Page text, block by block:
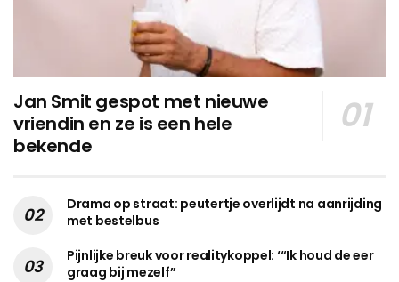
Jan Smit gespot met nieuwe
vriendin en ze is een hele
bekende
Drama op straat: peutertje overlijdt na aanrijding
met bestelbus
Pijnlijke breuk voor realitykoppel: ‘“Ik houd de eer
graag bij mezelf”